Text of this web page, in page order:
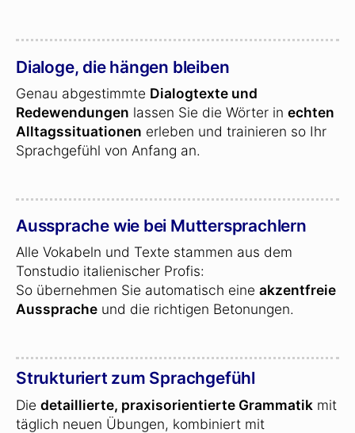
Dialoge, die hängen bleiben
Genau abgestimmte Dialogtexte und
Redewendungen lassen Sie die Wörter in echten
Alltagssituationen erleben und trainieren so Ihr
Sprachgefühl von Anfang an.
Aussprache wie bei Muttersprachlern
Alle Vokabeln und Texte stammen aus dem
Tonstudio italienischer Profis:
So übernehmen Sie automatisch eine akzentfreie
Aussprache und die richtigen Betonungen.
Strukturiert zum Sprachgefühl
Die detaillierte, praxisorientierte Grammatik mit
täglich neuen Übungen, kombiniert mit